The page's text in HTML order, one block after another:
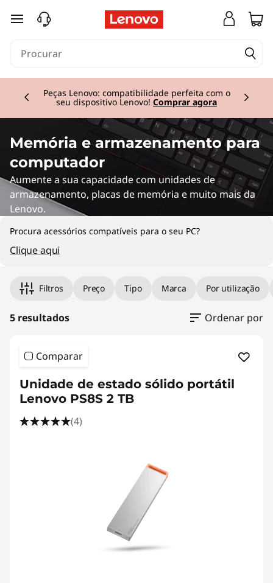
M
r
saltar para o conteúdo principal
Peças Lenovo: compatibilidade perfeita com o
seu dispositivo Lenovo! Comprar agora
Memória e armazenamento para
computador
Aumente a sua capacidade com unidades de
armazenamento, placas de memória e muito mais da
Lenovo.
Procura acessórios compatíveis para o seu PC?
Clique aqui
Filtros Preço Tipo Marca Por utilização
5 resultados Ordenar por
Comparar
Unidade de estado sólido portátil
Lenovo PS8S 2 TB
(4)